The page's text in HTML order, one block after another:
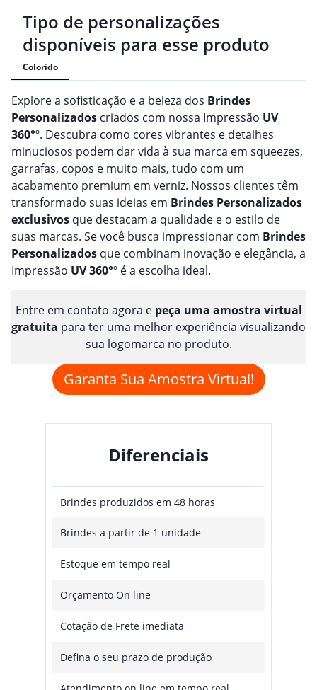
Tipo de personalizações
disponíveis para esse produto
Colorido
Explore a sofisticação e a beleza dos Brindes
Personalizados criados com nossa Impressão UV
360°º. Descubra como cores vibrantes e detalhes
minuciosos podem dar vida à sua marca em squeezes,
garrafas, copos e muito mais, tudo com um
acabamento premium em verniz. Nossos clientes têm
transformado suas ideias em Brindes Personalizados
exclusivos que destacam a qualidade e o estilo de
suas marcas. Se você busca impressionar com Brindes
Personalizados que combinam inovação e elegância, a
Impressão UV 360°º é a escolha ideal.
Entre em contato agora e peça uma amostra virtual
gratuita para ter uma melhor experiência visualizando
sua logomarca no produto.
Garanta Sua Amostra Virtual!
Diferenciais
Brindes produzidos em 48 horas
Brindes a partir de 1 unidade
Estoque em tempo real
Orçamento On line
Cotação de Frete imediata
Defina o seu prazo de produção